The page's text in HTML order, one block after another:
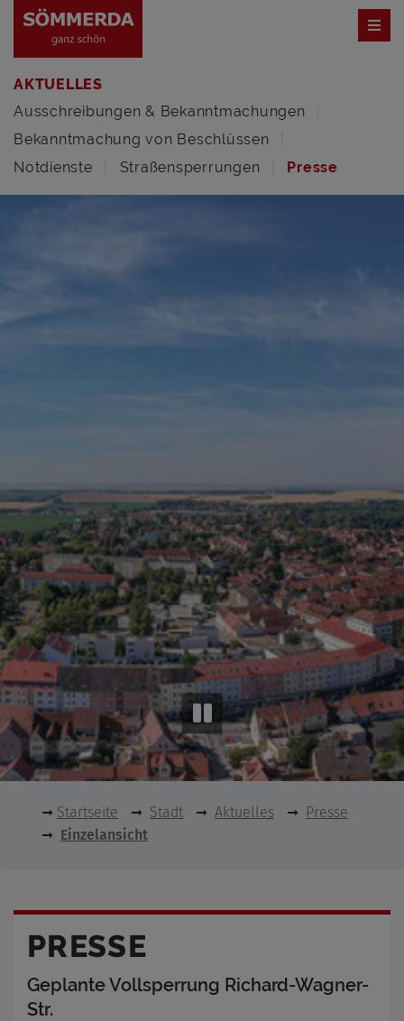
AKTUELLES
Ausschreibungen & Bekanntmachungen
Bekanntmachung von Beschlüssen
Notdienste
Straßensperrungen Presse
Startseite Stadt Aktuelles
Presse
Einzelansicht
PRESSE
Geplante Vollsperrung Richard-Wagner-
Str.